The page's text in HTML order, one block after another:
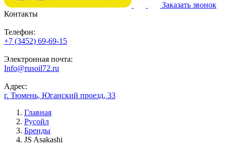
Заказать звонок
Контакты
Телефон:
+7 (3452) 69-69-15
Электронная почта:
Info@rusoil72.ru
Адрес:
г. Тюмень, Юганский проезд, 33
Главная
Русойл
Бренды
JS Asakashi